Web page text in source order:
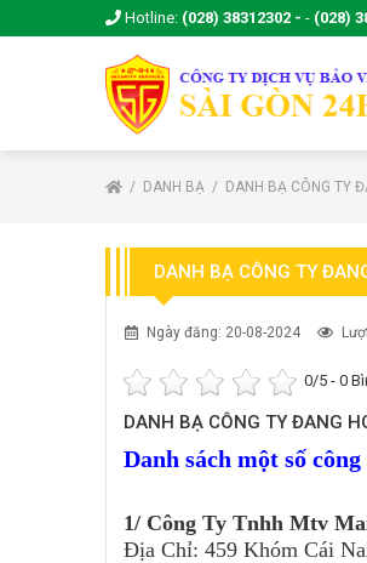
Hotline: (028) 38312302 - - (028)
DANH BẠ DANH BẠ CÔNG TY
DANH BẠ CÔNG TY
Ngày đăng: 20-08-2024
0/5 - 0
DANH BẠ CÔNG TY ĐANG
Danh sách một số
1/ Công Ty Tnhh Mtv
Địa Chỉ: 459 Khóm Cái